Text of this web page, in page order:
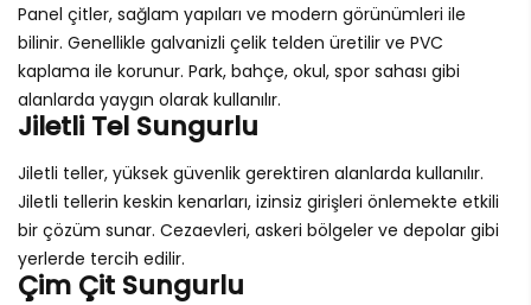
Panel çitler, sağlam yapıları ve modern görünümleri ile
bilinir. Genellikle galvanizli çelik telden üretilir ve PVC
kaplama ile korunur. Park, bahçe, okul, spor sahası gibi
alanlarda yaygın olarak kullanılır.
Jiletli Tel Sungurlu
Jiletli teller, yüksek güvenlik gerektiren alanlarda kullanılır.
Jiletli tellerin keskin kenarları, izinsiz girişleri önlemekte etkili
bir çözüm sunar. Cezaevleri, askeri bölgeler ve depolar gibi
yerlerde tercih edilir.
Çim Çit Sungurlu